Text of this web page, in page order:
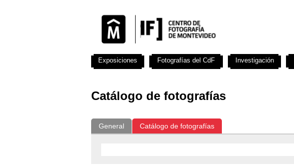
Catálogo de fotografías
General Catálogo de fotografías
Exposiciones Fotografías del CdF Investigación